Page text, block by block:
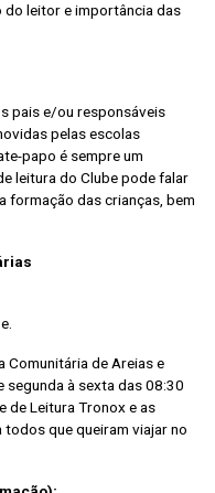
leitor e importância das
pais e/ou responsáveis
pelas escolas
papo é sempre um
leitura do Clube pode falar
formação das crianças, bem
Comunitária de Areias e
segunda à sexta das 08:30
de Leitura Tronox e as
que queiram viajar no